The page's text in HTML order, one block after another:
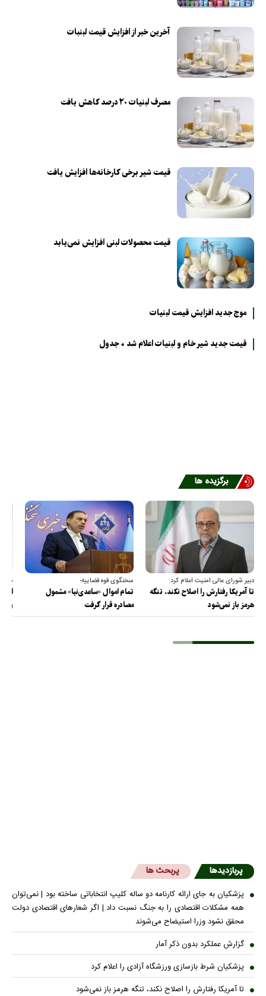
آخرین خبر از افزایش قیمت لبنبات
مصرف لبنیات ۲۰ درصد کاهش یافت
قیمت شیر برخی کارخانه‌ها افزایش یافت
قیمت محصولات لبنی افزایش نمی‌یابد
موج جدید افزایش قیمت لبنیات
قیمت جدید شیر خام و لبنیات اعلام شد + جدول
برگزیده ها
دبیر شورای عالی امنیت اعلام کرد:
تا آمریکا رفتارش را اصلاح نکند، تنگه
هرمز باز نمی‌شود
سخنگوی قوه قضاییه؛
تمام اموال «ساعدی‌نیا» مشمول
مصادره قرار گرفت
و
پربازدیدها پربحث ها
پزشکیان به جای ارائه کارنامه دو ساله کلیپ انتخاباتی ساخته بود | نمی‌توان
همه مشکلات اقتصادی را به جنگ نسبت داد | اگر شعار‌های اقتصادی دولت
محقق نشود وزرا استیضاح می‌شوند
گزارش عملکرد بدون ذکر آمار
پزشکیان شرط بازسازی ورزشگاه آزادی را اعلام کرد
تا آمریکا رفتارش را اصلاح نکند، تنگه هرمز باز نمی‌شود